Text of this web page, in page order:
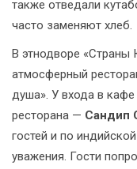
также отведали
часто заменяют хлеб.
В этнодворе
атмосферный
душа». У входа в кафе
ресторана — Сандип
гостей и по
уважения. Гости